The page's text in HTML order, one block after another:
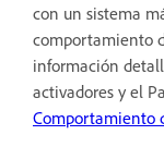
con un sistema
comportamiento
información
activadores y el
Comportamiento